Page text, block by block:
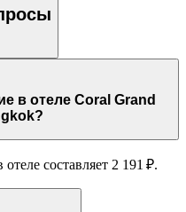
составляет 2 191 ₽.